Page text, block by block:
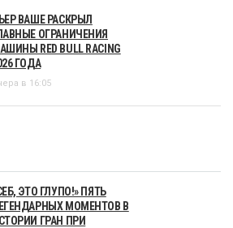
ВАШЕ РАСКРЫЛ
ОГРАНИЧЕНИЯ
RED BULL RACING
ГОДА
в 16:05
ЭТО ГЛУПО!» ПЯТЬ
МОМЕНТОВ В
ГРАН ПРИ